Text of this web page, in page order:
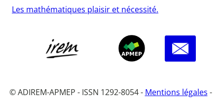
Les mathématiques plaisir et nécessité.
© ADIREM-APMEP - ISSN 1292-8054 - Mentions légales -